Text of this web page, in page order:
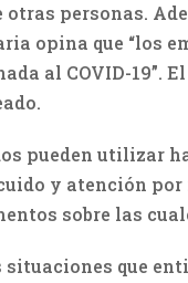
personas.
opina que “los
al COVID-19”.
pueden utilizar
y atención por
sobre las
que